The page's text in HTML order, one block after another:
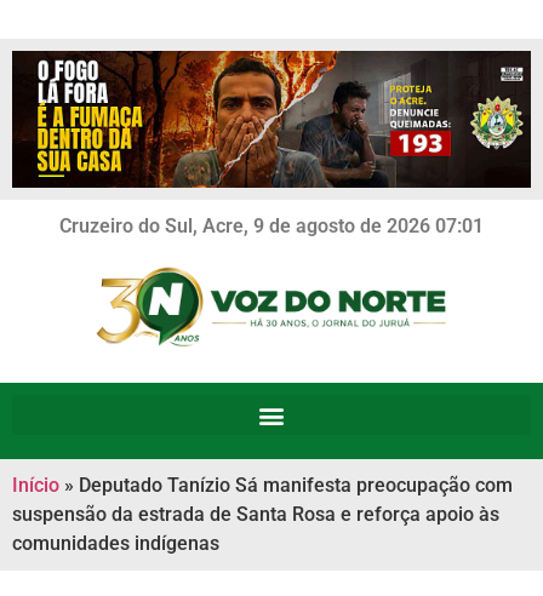
Cruzeiro do Sul, Acre, 9 de agosto de 2026 07:01
Início » Deputado Tanízio Sá manifesta preocupação com
suspensão da estrada de Santa Rosa e reforça apoio às
comunidades indígenas